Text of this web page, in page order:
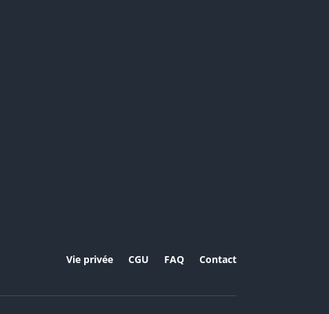
Vie privée CGU FAQ Contact